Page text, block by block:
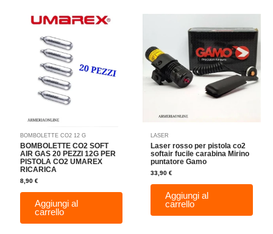
BOMBOLETTE CO2 12 G
BOMBOLETTE CO2 SOFT
AIR GAS 20 PEZZI 12G PER
PISTOLA CO2 UMAREX
RICARICA
8,90€
Aggiungi al
carrello
LASER
Laser rosso per pistola co2
softair fucile carabina Mirino
puntatore Gamo
33,90€
Aggiungi al
carrello